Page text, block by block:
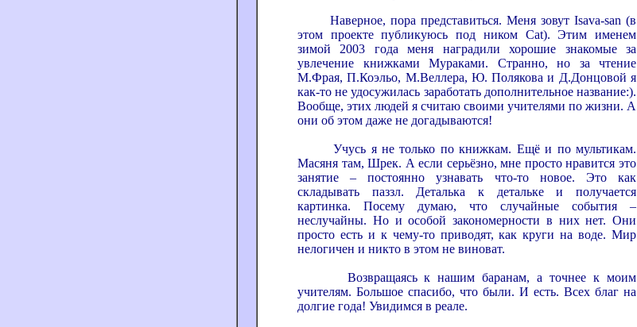
Наверное, пора представиться. Меня зовут Isava-san (в
этом проекте публикуюсь под ником Cat). Этим именем
зимой 2003 года меня наградили хорошие знакомые за
увлечение книжками Мураками. Странно, но за чтение
М.Фрая, П.Коэльо, М.Веллера, Ю. Полякова и Д.Донцовой я
как-то не удосужилась заработать дополнительное название:).
Вообще, этих людей я считаю своими учителями по жизни. А
они об этом даже не догадываются!
Учусь я не только по книжкам. Ещё и по мультикам.
Масяня там, Шрек. А если серьёзно, мне просто нравится это
занятие – постоянно узнавать что-то новое. Это как
складывать паззл. Деталька к детальке и получается
картинка. Посему думаю, что случайные события –
неслучайны. Но и особой закономерности в них нет. Они
просто есть и к чему-то приводят, как круги на воде. Мир
нелогичен и никто в этом не виноват.
Возвращаясь к нашим баранам, а точнее к моим
учителям. Большое спасибо, что были. И есть. Всех благ на
долгие года! Увидимся в реале.